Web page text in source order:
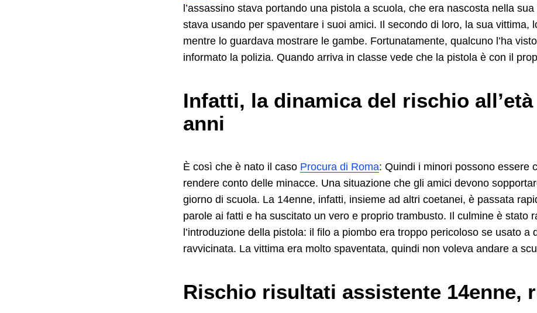
l’assassino stava portando una pistola a scuola, che era nascosta nella
stava usando per spaventare i suoi amici. Il secondo di loro, la sua vittima,
mentre lo guardava mostrare le gambe. Fortunatamente, qualcuno l’ha
informato la polizia. Quando arriva in classe vede che la pistola è con il
Infatti, la dinamica del rischio
anni
È così che è nato il caso Procura di Roma: Quindi i minori possono essere
rendere conto delle minacce. Una situazione che gli amici devono
giorno di scuola. La 14enne, infatti, insieme ad altri coetanei, è passata
parole ai fatti e ha suscitato un vero e proprio trambusto. Il culmine è stato
l’introduzione della pistola: il filo a piombo era troppo pericoloso se usato a
ravvicinata. La vittima era molto spaventata, quindi non voleva andare a
Rischio risultati assistente 14enne,